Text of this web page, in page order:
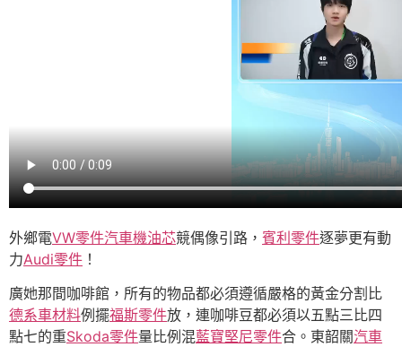
外鄉電VW零件汽車機油芯競偶像引路， 賓利零件逐夢更有動
力Audi零件 ！
廣她那間咖啡館，所有的物品都必須遵循嚴格的黃金分割比
德系車材料例擺福斯零件放，連咖啡豆都必須以五點三比四
點七的重Skoda零件量比例混藍寶堅尼零件合。東韶關汽車